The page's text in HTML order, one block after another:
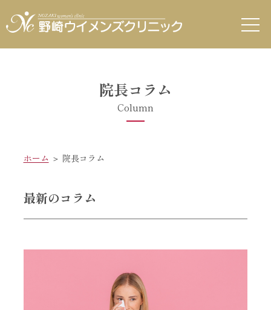
院長コラム
Column
ホーム ＞ 院長コラム
最新のコラム